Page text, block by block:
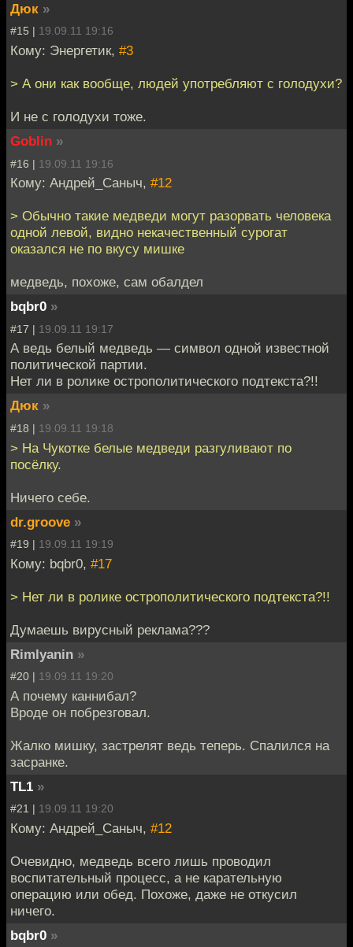
Дюк »
#15 | 19.09.11 19:16
Кому: Энергетик, #3
> А они как вообще, людей употребляют с голодухи?
И не с голодухи тоже.
Goblin »
#16 | 19.09.11 19:16
Кому: Андрей_Саныч, #12
> Обычно такие медведи могут разорвать человека
одной левой, видно некачественный сурогат
оказался не по вкусу мишке
медведь, похоже, сам обалдел
bqbr0 »
#17 | 19.09.11 19:17
А ведь белый медведь — символ одной известной
политической партии.
Нет ли в ролике острополитического подтекста?!!
Дюк »
#18 | 19.09.11 19:18
> На Чукотке белые медведи разгуливают по
посёлку.
Ничего себе.
dr.groove »
#19 | 19.09.11 19:19
Кому: bqbr0, #17
> Нет ли в ролике острополитического подтекста?!!
Думаешь вирусный реклама???
Rimlyanin »
#20 | 19.09.11 19:20
А почему каннибал?
Вроде он побрезговал.
Жалко мишку, застрелят ведь теперь. Спалился на
засранке.
TL1 »
#21 | 19.09.11 19:20
Кому: Андрей_Саныч, #12
Очевидно, медведь всего лишь проводил
воспитательный процесс, а не карательную
операцию или обед. Похоже, даже не откусил
ничего.
bqbr0 »